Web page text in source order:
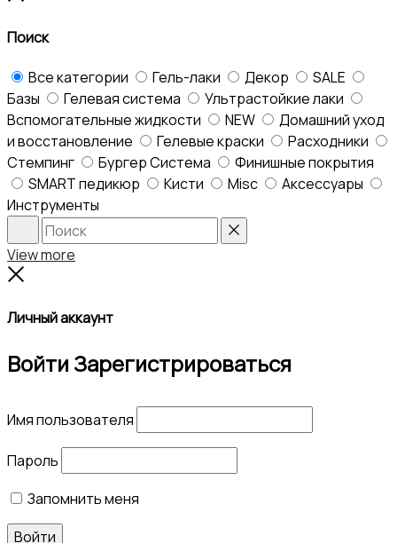
Поиск
Все категории Гель-лаки Декор
SALE
Базы
Гелевая система
Ультрастойкие лаки
Вспомогательные жидкости
NEW
Домашний уход
и восстановление
Гелевые краски
Расходники
Стемпинг
Бургер Система
Финишные покрытия
SMART педикюр
Кисти Misc
Аксессуары
Инструменты
Search
View more
Личный аккаунт
ВойтиЗарегистрироваться
Имя пользователя
Пароль
Запомнить меня
Войти